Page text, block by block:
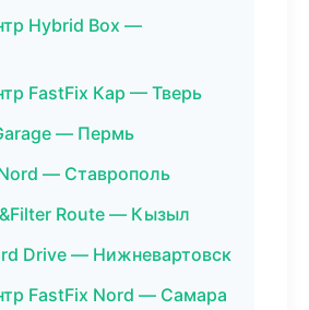
Hybrid Box —
FastFix Кар — Тверь
— Пермь
— Ставрополь
Route — Кызыл
Drive — Нижневартовск
FastFix Nord — Самара